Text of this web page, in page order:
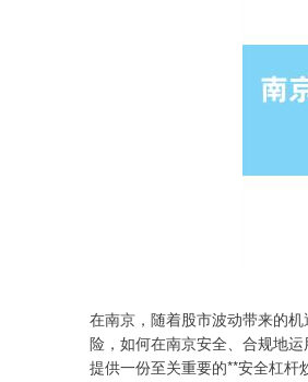
在南京，随着股市波动带来的
险，如何在南京安全、合规地
提供一份至关重要的**安全杠杆